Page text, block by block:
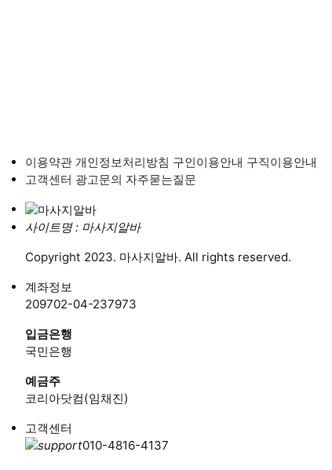
이용약관 개인정보처리방침 구인이용안내 구직이용안내
고객센터 광고문의 자주묻는질문
사이트명 : 마사지알바
Copyright 2023. 마사지알바. All rights reserved.
계좌정보
209702-04-237973
입금은행
국민은행
예금주
코리아닷컴(임채진)
고객센터
010-4816-4137